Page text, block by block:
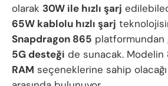
olarak 30W ile hızlı şarj
65W kablolu hızlı şarj
Snapdragon 865 platformundan
5G desteği de sunacak. Modelin
RAM seçeneklerine sahip